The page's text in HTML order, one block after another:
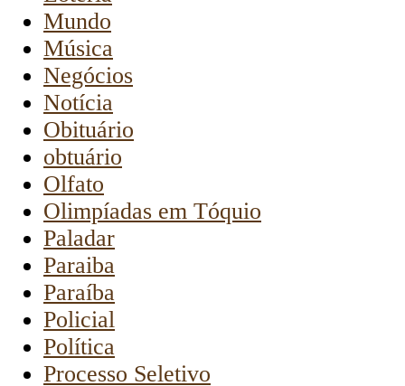
Mundo
Música
Negócios
Notícia
Obituário
obtuário
Olfato
Olimpíadas em Tóquio
Paladar
Paraiba
Paraíba
Policial
Política
Processo Seletivo